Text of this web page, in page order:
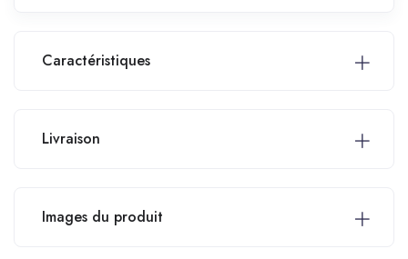
Caractéristiques
Livraison
Images du produit